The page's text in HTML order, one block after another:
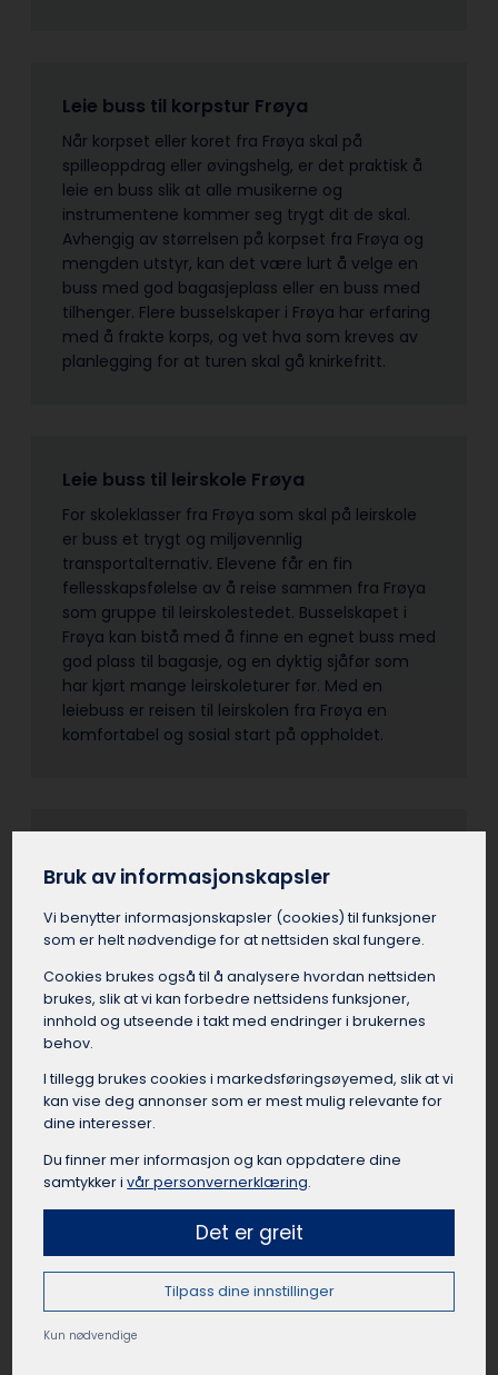
Leie buss til korpstur Frøya
Når korpset eller koret fra Frøya skal på
spilleoppdrag eller øvingshelg, er det praktisk å
leie en buss slik at alle musikerne og
instrumentene kommer seg trygt dit de skal.
Avhengig av størrelsen på korpset fra Frøya og
mengden utstyr, kan det være lurt å velge en
buss med god bagasjeplass eller en buss med
tilhenger. Flere busselskaper i Frøya har erfaring
med å frakte korps, og vet hva som kreves av
planlegging for at turen skal gå knirkefritt.
Leie buss til leirskole Frøya
For skoleklasser fra Frøya som skal på leirskole
er buss et trygt og miljøvennlig
transportalternativ. Elevene får en fin
fellesskapsfølelse av å reise sammen fra Frøya
som gruppe til leirskolestedet. Busselskapet i
Frøya kan bistå med å finne en egnet buss med
god plass til bagasje, og en dyktig sjåfør som
har kjørt mange leirskoleturer før. Med en
leiebuss er reisen til leirskolen fra Frøya en
komfortabel og sosial start på oppholdet.
Idrettslag, foreninger, klubber og organisasjoner
i Frøya har mange anledninger til å leie buss.
Det kan være lettere å leie buss i Frøya når de
eller andre aktiviteter. Å reise sammen fra Frøya
som lag eller forening skaper samhold og
lagånd, samtidig som det er en praktisk og
Busselskapet i Frøya kan hjelpe med å finne
passende busstørrelse til gruppen, og sørge for
at bussen er utstyrt med det dere trenger for
en vellykket tur.
Leie buss til private arrangement Frøya
Leie av buss kan være en god løsning for
privatpersoner i Frøya med arrangementer der
Bruk av informasjonskapsler
Vi benytter informasjons­kapsler (cookies) til funksjoner
som er helt nødvendige for at nettsiden skal fungere.
Cookies brukes også til å analysere hvordan nettsiden
brukes, slik at vi kan forbedre nettsidens funksjoner,
innhold og utseende i takt med endringer i brukernes
behov.
I tillegg brukes cookies i markedsførings­øyemed, slik at vi
kan vise deg annonser som er mest mulig relevante for
dine interesser.
Du finner mer informasjon og kan oppdatere dine
samtykker ivår personvernerklæring.
Det er greit
Tilpass dine innstillinger
Kun nødvendige